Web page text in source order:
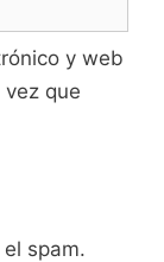
y web
que
spam.